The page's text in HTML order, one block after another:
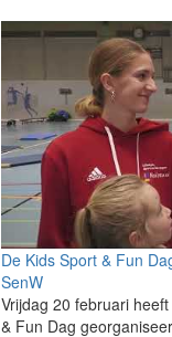
De Kids Sport & Fun
SenW
Vrijdag 20 februari
& Fun Dag